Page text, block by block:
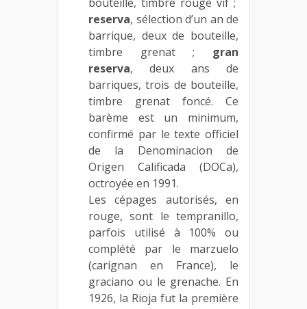
reserva, sélection d’un an de
barrique, deux de bouteille,
timbre grenat ; gran
reserva, deux ans de
barriques, trois de bouteille,
timbre grenat foncé. Ce
barème est un minimum,
confirmé par le texte officiel
de la Denominacion de
Origen Calificada (DOCa),
octroyée en 1991.
Les cépages autorisés, en
rouge, sont le tempranillo,
parfois utilisé à 100% ou
complété par le marzuelo
(carignan en France), le
graciano ou le grenache. En
1926, la Rioja fut la première